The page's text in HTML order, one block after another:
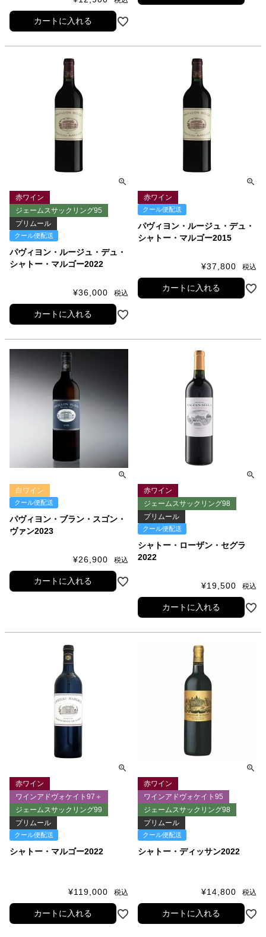
カートに入れる
パヴィヨン・ルージュ・デュ・
シャトー・マルゴー2022
赤ワイン
ジェームスサックリング95
プリムール
クール便配送
¥36,000 税込
カートに入れる
パヴィヨン・ルージュ・デュ・
シャトー・マルゴー2015
赤ワイン
クール便配送
¥37,800 税込
カートに入れる
パヴィヨン・ブラン・スゴン・
ヴァン2023
白ワイン
クール便配送
¥26,900 税込
カートに入れる
シャトー・ローザン・セグラ
2022
赤ワイン
ジェームスサックリング98
プリムール
クール便配送
¥19,500 税込
カートに入れる
シャトー・マルゴー2022
赤ワイン
ワインアドヴォケイト97＋
ジェームスサックリング99
プリムール
クール便配送
¥119,000 税込
カートに入れる
シャトー・ディッサン2022
赤ワイン
ワインアドヴォケイト95
ジェームスサックリング98
プリムール
クール便配送
¥14,800 税込
カートに入れる